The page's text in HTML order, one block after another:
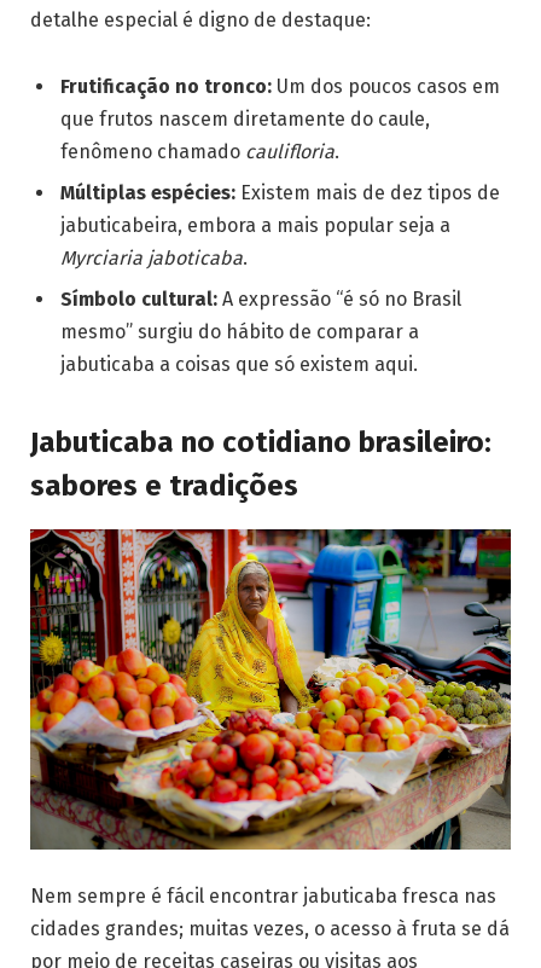
detalhe especial é digno de destaque:
Frutificação no tronco: Um dos poucos casos em
que frutos nascem diretamente do caule,
fenômeno chamado caulifloria.
Múltiplas espécies: Existem mais de dez tipos de
jabuticabeira, embora a mais popular seja a
Myrciaria jaboticaba.
Símbolo cultural: A expressão “é só no Brasil
mesmo” surgiu do hábito de comparar a
jabuticaba a coisas que só existem aqui.
Jabuticaba no cotidiano brasileiro:
sabores e tradições
Nem sempre é fácil encontrar jabuticaba fresca nas
cidades grandes; muitas vezes, o acesso à fruta se dá
por meio de receitas caseiras ou visitas aos